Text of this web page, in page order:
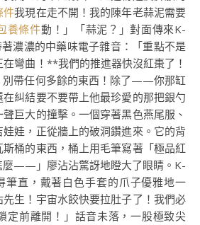
件我現在走不開！我的陳年老蒜泥需要
養條件動！」「蒜泥？」對面傳來K-
濃濃的中藥味電子雜音：「重點不是
彎曲！**我們的推進器快沒紅棗了！
別帶任何多餘的東西！除了——你那缸
糾結要不要帶上他最珍愛的那把銀勺
巨大的撞擊。一個穿著黑色燕尾服、
娃，正從牆上的破洞鑽進來。它的背
斯桶的東西，桶上用毛筆寫著「極品紅
麼——」廖沾沾驚訝地瞪大了眼睛。K-
筆直，戴著白色手套的爪子優雅地一
生！宇宙水餃快要拉肚子了！我們必
定前離開！」話音未落，一股極致尖